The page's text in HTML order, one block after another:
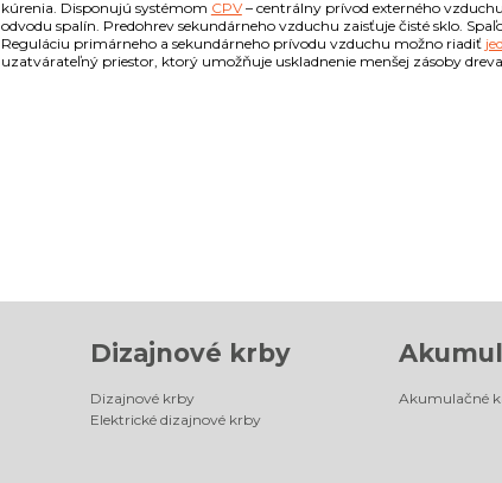
kúrenia. Disponujú systémom CPV– centrálny prívod externého
odvodu spalín. Predohrev sekundárneho vzduchu zaisťuje čisté sklo.
Reguláciu primárneho a sekundárneho prívodu vzduchu možno riadiť
uzatvárateľný priestor, ktorý umožňuje uskladnenie menšej zásoby
Dizajnové krby
Dizajnové krby
Elektrické dizajnové krby
Akumulačné